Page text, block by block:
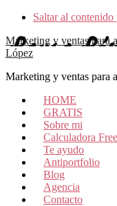
Saltar al
Marketing y ventas para
López
Marketing y ventas para
HOME
GRATIS
Sobre mi
Calculadora
Te ayudo
Antiportfolio
Blog
Agencia
Contacto